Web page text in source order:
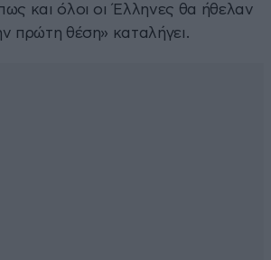
και όλοι οι Έλληνες θα ήθελαν
πρώτη θέση» καταλήγει.